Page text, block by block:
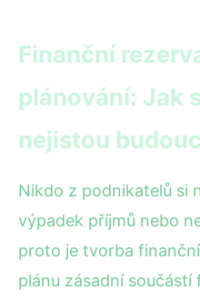
Finanční
plánování: Jak
nejistou
Nikdo z podnikatelů si
výpadek příjmů nebo
proto je tvorba
plánu zásadní